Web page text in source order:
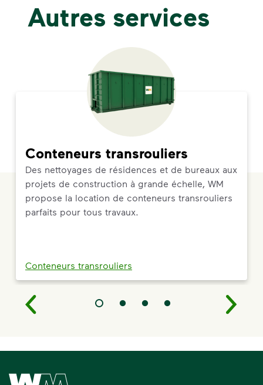
Autres services
Conteneurs transrouliers
Des nettoyages de résidences et de bureaux aux
projets de construction à grande échelle, WM
propose la location de conteneurs transrouliers
parfaits pour tous travaux.
Conteneurs transrouliers
Waste Management Home